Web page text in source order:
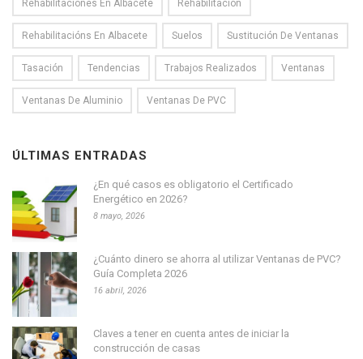
Rehabilitaciones En Albacete Rehabilitación
Rehabilitacións En Albacete Suelos Sustitución De Ventanas
Tasación Tendencias Trabajos Realizados Ventanas
Ventanas De Aluminio Ventanas De PVC
ÚLTIMAS ENTRADAS
¿En qué casos es obligatorio el Certificado
Energético en 2026?
8 mayo, 2026
¿Cuánto dinero se ahorra al utilizar Ventanas de PVC?
Guía Completa 2026
16 abril, 2026
Claves a tener en cuenta antes de iniciar la
construcción de casas